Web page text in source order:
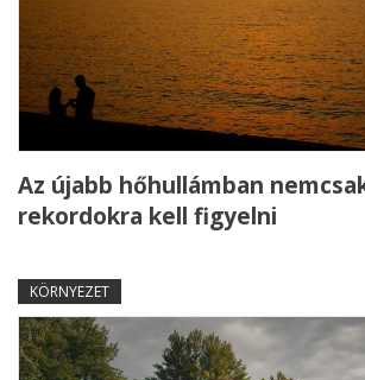
Az újabb hőhullámban
rekordokra kell figyelni
KÖRNYEZET